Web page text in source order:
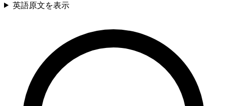
英語原文を表示